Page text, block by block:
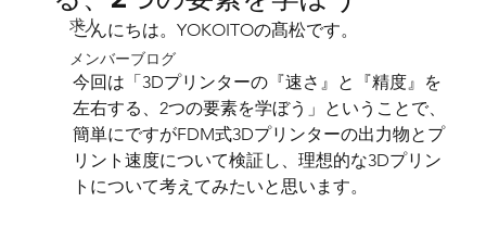
求人
メンバーブログ
こんにちは。YOKOITOの髙松です。
今回は「3Dプリンターの『速さ』と『精度』を
左右する、2つの要素を学ぼう」ということで、
簡単にですがFDM式3Dプリンターの出力物とプ
リント速度について検証し、理想的な3Dプリン
トについて考えてみたいと思います。